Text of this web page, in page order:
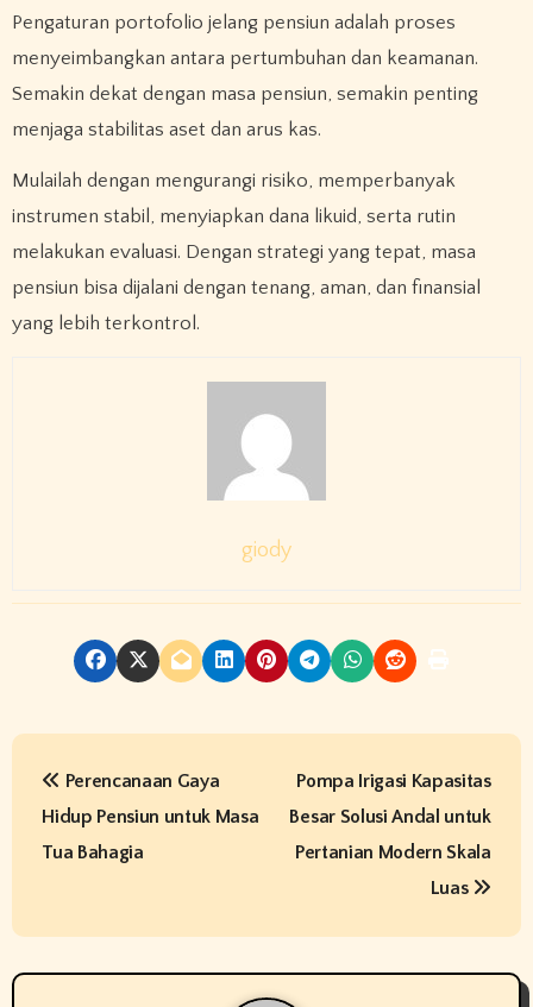
Pengaturan portofolio jelang pensiun adalah proses
menyeimbangkan antara pertumbuhan dan keamanan.
Semakin dekat dengan masa pensiun, semakin penting
menjaga stabilitas aset dan arus kas.
Mulailah dengan mengurangi risiko, memperbanyak
instrumen stabil, menyiapkan dana likuid, serta rutin
melakukan evaluasi. Dengan strategi yang tepat, masa
pensiun bisa dijalani dengan tenang, aman, dan finansial
yang lebih terkontrol.
giody
P
n
Perencanaan Gaya
Hidup Pensiun untuk Masa
Tua Bahagia
Pompa Irigasi Kapasitas
Besar Solusi Andal untuk
Pertanian Modern Skala
Luas